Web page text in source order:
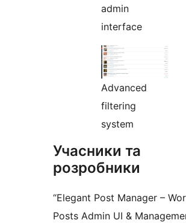
admin
interface
Advanced
filtering
system
Учасники та
розробники
“Elegant Post Manager –
Posts Admin UI &